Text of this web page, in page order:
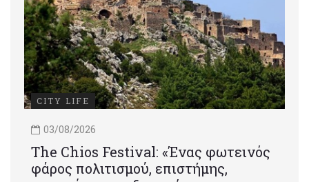
CITY LIFE
03/08/2026
Τhe Chios Festival: «Ένας φωτεινός
φάρος πολιτισμού, επιστήμης,